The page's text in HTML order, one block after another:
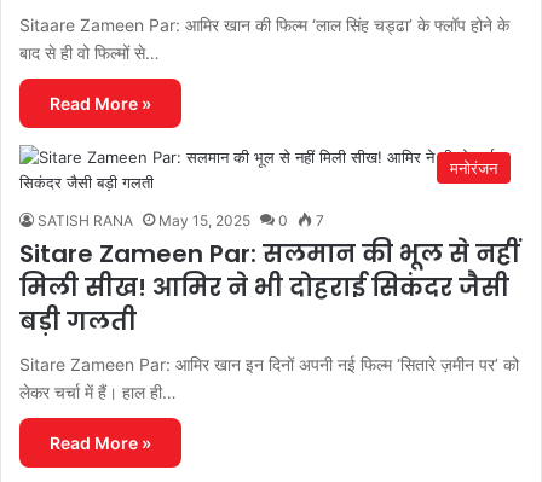
Sitaare Zameen Par: आमिर खान की फिल्म ‘लाल सिंह चड्ढा’ के फ्लॉप होने के
बाद से ही वो फिल्मों से…
Read More »
मनोरंजन
SATISH RANA May 15, 2025 0 7
Sitare Zameen Par: सलमान की भूल से नहीं
मिली सीख! आमिर ने भी दोहराई सिकंदर जैसी
बड़ी गलती
Sitare Zameen Par: आमिर खान इन दिनों अपनी नई फिल्म ‘सितारे ज़मीन पर’ को
लेकर चर्चा में हैं। हाल ही…
Read More »